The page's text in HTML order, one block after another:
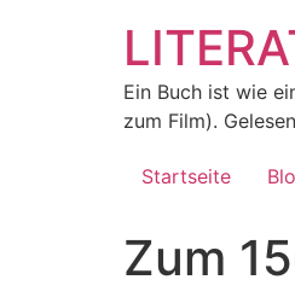
Ein Buch ist wie
zum Film).
Startseite
Zum